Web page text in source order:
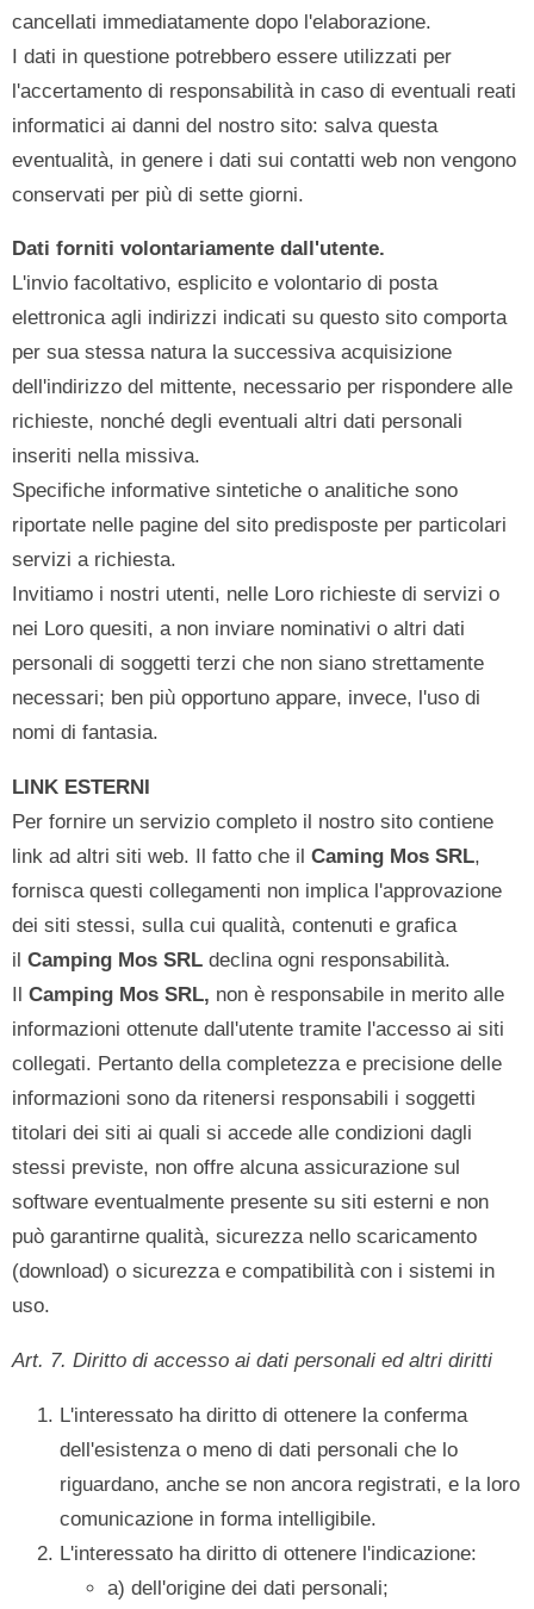
cancellati immediatamente dopo l'elaborazione.
I dati in questione potrebbero essere utilizzati per
l'accertamento di responsabilità in caso di eventuali reati
informatici ai danni del nostro sito: salva questa
eventualità, in genere i dati sui contatti web non vengono
conservati per più di sette giorni.
Dati forniti volontariamente dall'utente.
L'invio facoltativo, esplicito e volontario di posta
elettronica agli indirizzi indicati su questo sito comporta
per sua stessa natura la successiva acquisizione
dell'indirizzo del mittente, necessario per rispondere alle
richieste, nonché degli eventuali altri dati personali
inseriti nella missiva.
Specifiche informative sintetiche o analitiche sono
riportate nelle pagine del sito predisposte per particolari
servizi a richiesta.
Invitiamo i nostri utenti, nelle Loro richieste di servizi o
nei Loro quesiti, a non inviare nominativi o altri dati
personali di soggetti terzi che non siano strettamente
necessari; ben più opportuno appare, invece, l'uso di
nomi di fantasia.
LINK ESTERNI
Per fornire un servizio completo il nostro sito contiene
link ad altri siti web. Il fatto che il Caming Mos SRL,
fornisca questi collegamenti non implica l'approvazione
dei siti stessi, sulla cui qualità, contenuti e grafica
il Camping Mos SRL declina ogni responsabilità.
Il Camping Mos SRL, non è responsabile in merito alle
informazioni ottenute dall'utente tramite l'accesso ai siti
collegati. Pertanto della completezza e precisione delle
informazioni sono da ritenersi responsabili i soggetti
titolari dei siti ai quali si accede alle condizioni dagli
stessi previste, non offre alcuna assicurazione sul
software eventualmente presente su siti esterni e non
può garantirne qualità, sicurezza nello scaricamento
(download) o sicurezza e compatibilità con i sistemi in
uso.
Art. 7. Diritto di accesso ai dati personali ed altri diritti
L'interessato ha diritto di ottenere la conferma
dell'esistenza o meno di dati personali che lo
riguardano, anche se non ancora registrati, e la loro
comunicazione in forma intelligibile.
L'interessato ha diritto di ottenere l'indicazione:
a) dell'origine dei dati personali;